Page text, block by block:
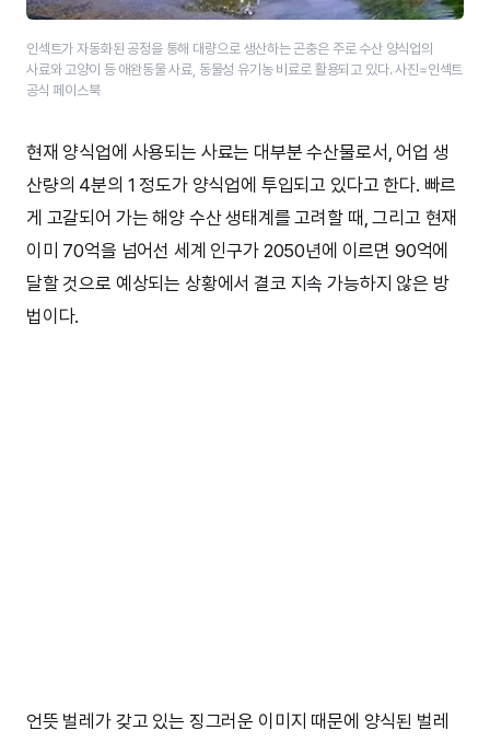
인섹트가 자동화된 공정을 통해 대량으로 생산하는 곤충은 주로 수산 양식업의
사료와 고양이 등 애완동물 사료, 동물성 유기농 비료로 활용되고 있다. 사진=인섹트
공식 페이스북
현재 양식업에 사용되는 사료는 대부분 수산물로서, 어업 생
산량의 4분의 1 정도가 양식업에 투입되고 있다고 한다. 빠르
게 고갈되어 가는 해양 수산 생태계를 고려할 때, 그리고 현재
이미 70억을 넘어선 세계 인구가 2050년에 이르면 90억에
달할 것으로 예상되는 상황에서 결코 지속 가능하지 않은 방
법이다.
언뜻 벌레가 갖고 있는 징그러운 이미지 때문에 양식된 벌레